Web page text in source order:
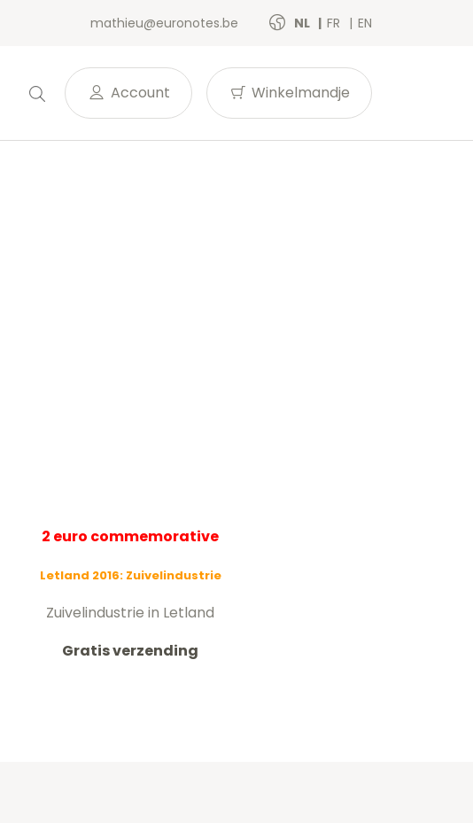
mathieu@euronotes.be NL FR EN
Account Winkelmandje
2 euro commemorative
Letland 2016: Zuivelindustrie
Zuivelindustrie in Letland
Gratis verzending